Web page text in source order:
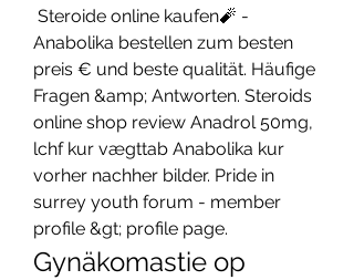
Anabolika bestellen zum besten
preis € und beste qualität. Häufige
Fragen &amp; Antworten. Steroids
online shop review Anadrol 50mg,
lchf kur vægttab Anabolika kur
vorher nachher bilder. Pride in
surrey youth forum - member
profile &gt; profile page.
Gynäkomastie op